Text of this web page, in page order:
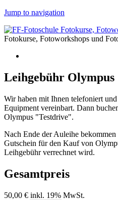
Jump to navigation
Fotokurse, Fotoworkshops und
Leihgebühr
Wir haben mit Ihnen telefoniert
Equipment vereinbart. Dann
Olympus "Testdrive".
Nach Ende der Auleihe
Gutschein für den Kauf von
Leihgebühr verrechnet wird.
Gesamtpreis
50,00 € inkl. 19% MwSt.